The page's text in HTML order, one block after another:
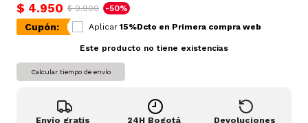
$ 4.950 $ 9.900 -50%
Cupón: Aplicar 15%Dcto en Primera compra web
Este producto no tiene existencias
Calcular tiempo de envío
Envío gratis 24H Bogotá Devoluciones